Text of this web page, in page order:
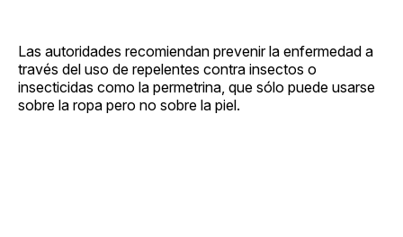
Las autoridades recomiendan prevenir la enfermedad a
través del uso de repelentes contra insectos o
insecticidas como la permetrina, que sólo puede usarse
sobre la ropa pero no sobre la piel.